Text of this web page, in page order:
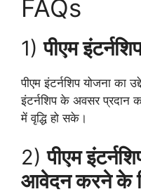
FAQs
1)पीएम
पीएम इंटर्नशिप योजना का
इंटर्नशिप के अवसर प्रदान
में वृद्धि हो सके।
2)पीएम
आवेदन करने के